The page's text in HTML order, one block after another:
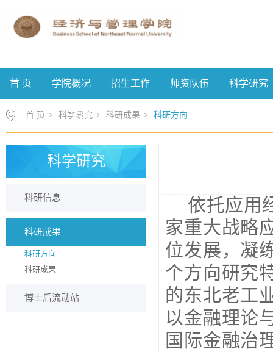
首 页 学院概况 招生工作 师资队伍 科学研究
校友工作 案例中心
首 页 > 科学研究 > 科研成果 > 科研方向
科学研究
科研信息
科研成果
科研方向
科研成果
博士后流动站
依托应用
家重大战略
位发展，凝
个方向研究
的东北老工
以金融理论
国际金融治